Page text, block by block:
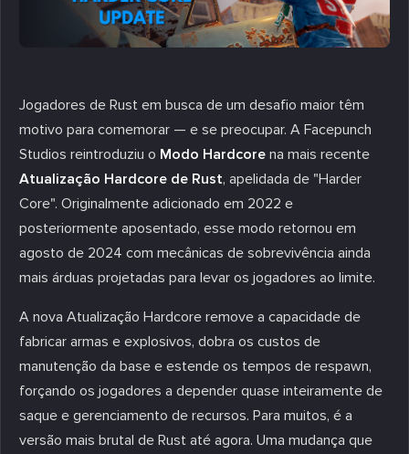
Jogadores de Rust em busca de um desafio maior têm
motivo para comemorar — e se preocupar. A Facepunch
Studios reintroduziu o Modo Hardcore na mais recente
Atualização Hardcore de Rust, apelidada de "Harder
Core". Originalmente adicionado em 2022 e
posteriormente aposentado, esse modo retornou em
agosto de 2024 com mecânicas de sobrevivência ainda
mais árduas projetadas para levar os jogadores ao limite.
A nova Atualização Hardcore remove a capacidade de
fabricar armas e explosivos, dobra os custos de
manutenção da base e estende os tempos de respawn,
forçando os jogadores a depender quase inteiramente de
saque e gerenciamento de recursos. Para muitos, é a
versão mais brutal de Rust até agora. Uma mudança que